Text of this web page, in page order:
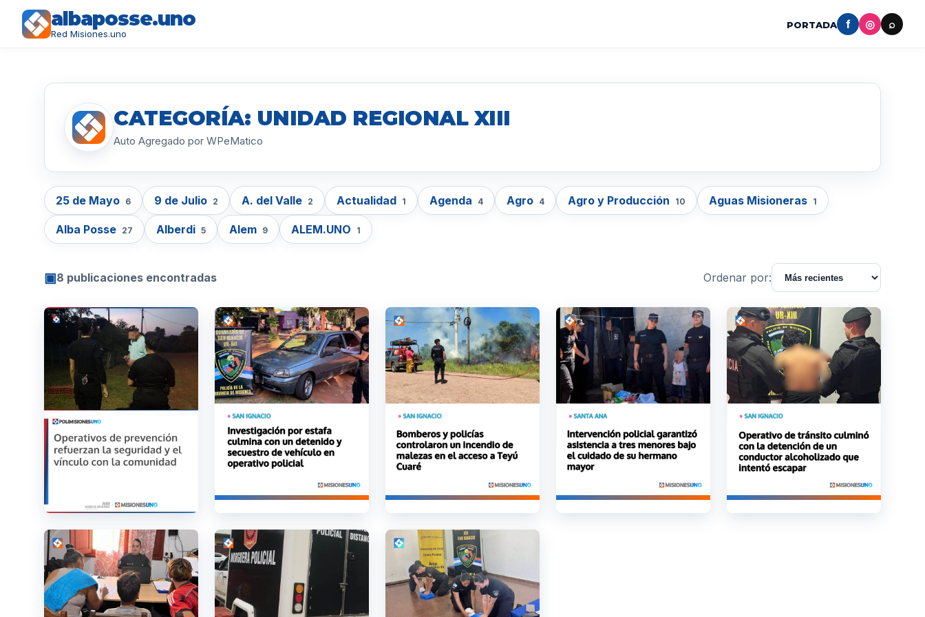
albaposse.uno
Red Misiones.uno
PORTADA f ◎ ⌕
CATEGORÍA: UNIDAD REGIONAL XIII
Auto Agregado por WPeMatico
25 de Mayo 6 9 de Julio 2 A. del Valle 2 Actualidad 1 Agenda 4 Agro 4 Agro y Producción 10 Aguas Misioneras 1
Alba Posse 27 Alberdi 5 Alem 9 ALEM.UNO 1
▣8 publicaciones encontradas Ordenar por: